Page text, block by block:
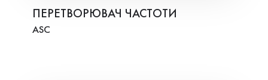
ПЕРЕТВОРЮВАЧ ЧАСТОТИ
ASC